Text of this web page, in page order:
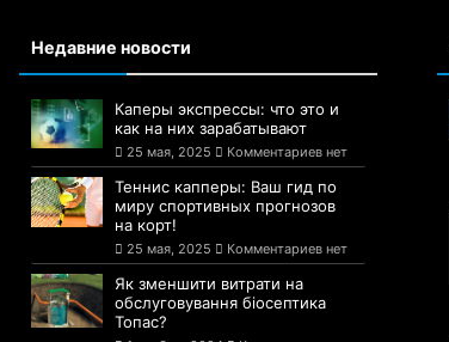
Недавние новости
Каперы экспрессы: что это и
как на них зарабатывают
25 мая, 2025 Комментариев нет
Теннис капперы: Ваш гид по
миру спортивных прогнозов
на корт!
25 мая, 2025 Комментариев нет
Як зменшити витрати на
обслуговування біосептика
Топас?